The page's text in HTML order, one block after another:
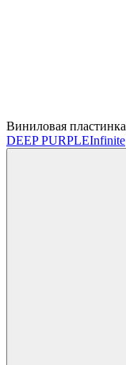
Виниловая пластинка
DEEP PURPLEInfinite